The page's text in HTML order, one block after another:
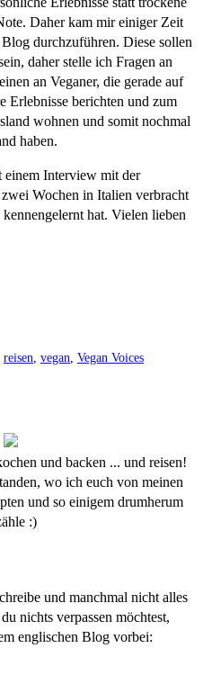
Daher kam mir einiger Zeit
durchzuführen. Diese sollen
daher stelle ich Fragen an
an Veganer, die gerade auf
Erlebnisse berichten und zum
wohnen und somit nochmal
haben.
einem Interview mit der
Wochen in Italien verbracht
hat. Vielen lieben
reisen vegan Vegan Voices
und backen ... und reisen!
wo ich euch von meinen
und so einigem drumherum
:)
und manchmal nicht alles
nichts verpassen möchtest,
englischen Blog vorbei: